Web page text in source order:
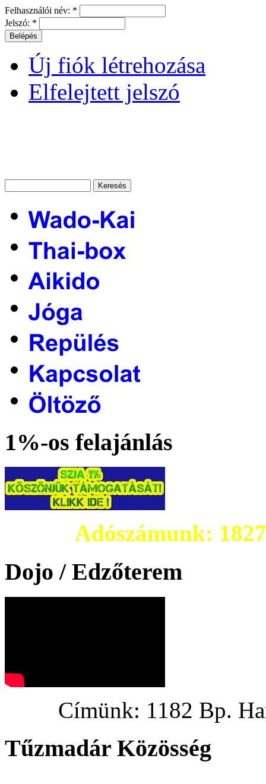
Felhasználói név: *
Jelszó: *
Új fiók létrehozása
Elfelejtett jelszó
1%-os felajánlás
Adószámunk:
Dojo / Edzőterem
Címünk: 1182 Bp.
Tűzmadár Közösség